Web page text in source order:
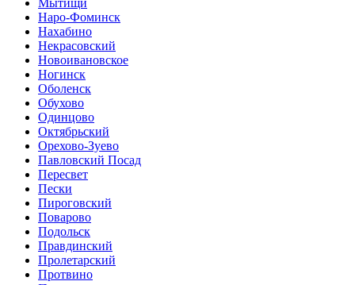
Наро-Фоминск
Нахабино
Некрасовский
Новоивановское
Ногинск
Оболенск
Обухово
Одинцово
Октябрьский
Орехово-Зуево
Павловский Посад
Пересвет
Пески
Пироговский
Поварово
Подольск
Правдинский
Пролетарский
Протвино